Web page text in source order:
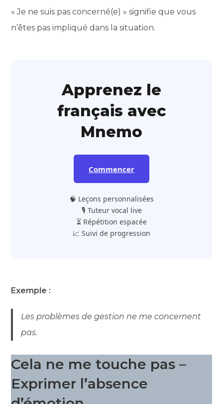
« Je ne suis pas concerné(e) » signifie que vous
n’êtes pas impliqué dans la situation.
Apprenez le
français avec
Mnemo
Commencer
🧠 Leçons personnalisées
🎙️ Tuteur vocal live
⏳ Répétition espacée
📈 Suivi de progression
Exemple :
Les problèmes de gestion ne me concernent
pas.
Cela ne me touche pas –
Exprimer l’absence